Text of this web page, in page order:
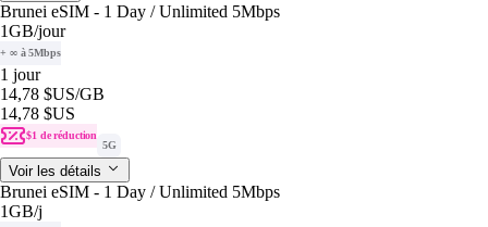
Brunei eSIM - 1 Day / Unlimited 5Mbps
1GB/jour
+ ∞ à 5Mbps
1 jour
14,78 $US/GB
14,78 $US
$1 de réduction
5G
Voir les détails
Brunei eSIM - 1 Day / Unlimited 5Mbps
1GB/j